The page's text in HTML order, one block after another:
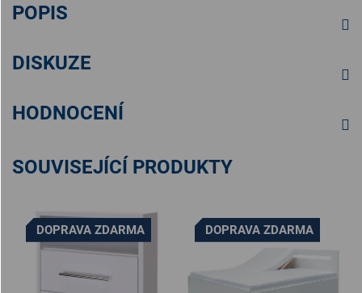
POPIS
DISKUZE
HODNOCENÍ
SOUVISEJÍCÍ PRODUKTY
DOPRAVA ZDARMA DOPRAVA ZDARMA